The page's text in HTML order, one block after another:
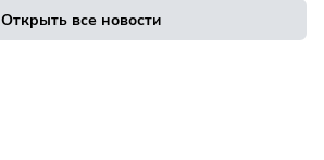
Открыть все новости